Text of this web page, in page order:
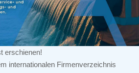
erschienen!
internationalen Firmenverzeichnis